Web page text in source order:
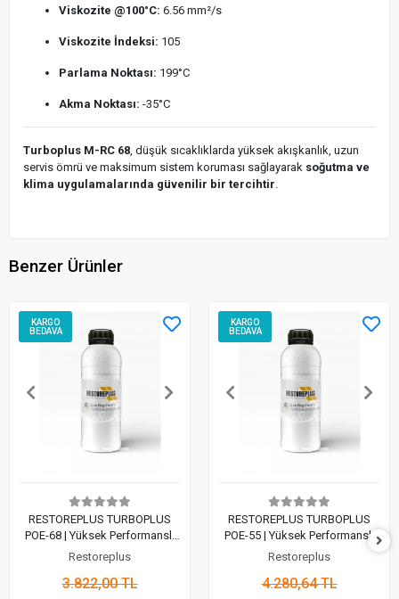
Viskozite @100°C: 6.56 mm²/s
Viskozite İndeksi: 105
Parlama Noktası: 199°C
Akma Noktası: -35°C
Turboplus M-RC 68, düşük sıcaklıklarda yüksek akışkanlık, uzun
servis ömrü ve maksimum sistem koruması sağlayarak soğutma ve
klima uygulamalarında güvenilir bir tercihtir.
Benzer Ürünler
KARGO
BEDAVA
RESTOREPLUS TURBOPLUS
POE-68 | Yüksek Performanslı
Tam Sentetik Kompresör Yağı
(1 Lt)
Restoreplus
3.822,00 TL
KARGO
BEDAVA
RESTOREPLUS TURBOPLUS
POE-55 | Yüksek Performanslı
Tam Sentetik Kompresör Yağı
(1 Lt)
Restoreplus
4.280,64 TL